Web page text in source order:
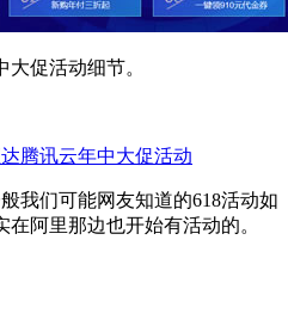
促活动细节。
腾讯云年中大促活动
我们可能网友知道的618活动如
阿里那边也开始有活动的。